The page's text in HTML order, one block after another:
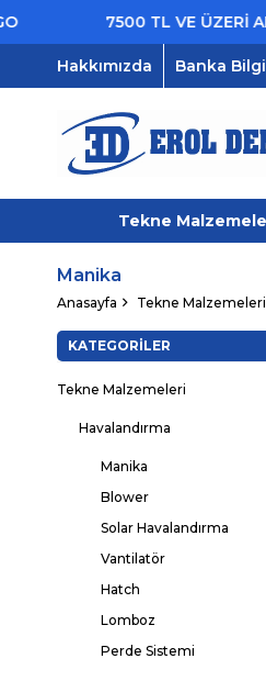
7500 TL VE ÜZERİ
Hakkımızda Banka
Tekne
Manika
Anasayfa Tekne Malzemeleri
KATEGORILER
Tekne Malzemeleri
Havalandırma
Manika
Blower
Solar Havalandırma
Vantilatör
Hatch
Lomboz
Perde Sistemi